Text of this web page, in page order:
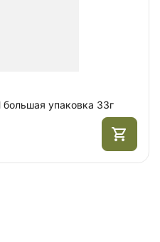
упаковка 33г